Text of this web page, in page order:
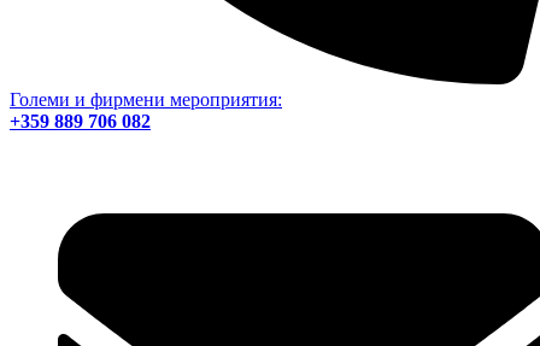
Големи и фирмени мероприятия:
+359 889 706 082